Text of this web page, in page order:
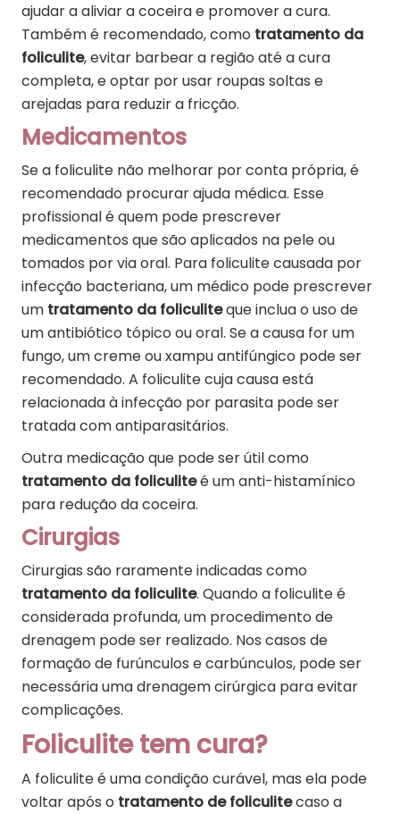
ajudar a aliviar a coceira e promover a cura.
Também é recomendado, como tratamento da
foliculite, evitar barbear a região até a cura
completa, e optar por usar roupas soltas e
arejadas para reduzir a fricção.
Medicamentos
Se a foliculite não melhorar por conta própria, é
recomendado procurar ajuda médica. Esse
profissional é quem pode prescrever
medicamentos que são aplicados na pele ou
tomados por via oral. Para foliculite causada por
infecção bacteriana, um médico pode prescrever
um tratamento da foliculiteque inclua o uso de
um antibiótico tópico ou oral. Se a causa for um
fungo, um creme ou xampu antifúngico pode ser
recomendado. A foliculite cuja causa está
relacionada à infecção por parasita pode ser
tratada com antiparasitários.
Outra medicação que pode ser útil como
tratamento da foliculiteé um anti-histamínico
para redução da coceira.
Cirurgias
Cirurgias são raramente indicadas como
tratamento da foliculite. Quando a foliculite é
considerada profunda, um procedimento de
drenagem pode ser realizado. Nos casos de
formação de furúnculos e carbúnculos, pode ser
necessária uma drenagem cirúrgica para evitar
complicações.
Foliculite tem cura?
A foliculite é uma condição curável, mas ela pode
voltar após o tratamento de foliculitecaso a